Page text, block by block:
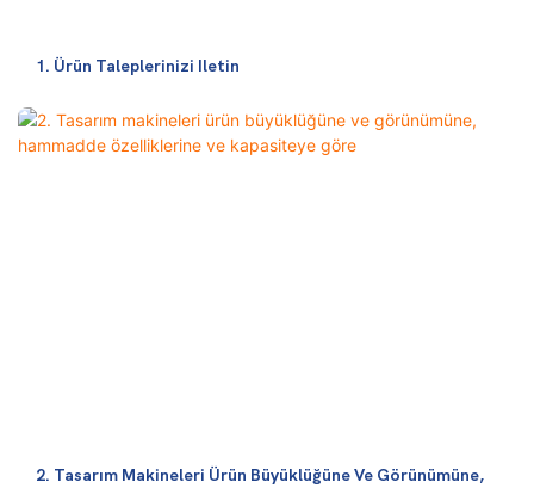
1. Ürün Taleplerinizi Iletin
2. Tasarım Makineleri Ürün Büyüklüğüne Ve Görünümüne,